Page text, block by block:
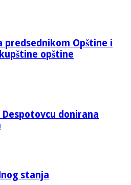
predsednikom Opštine i
opštine
Despotovcu donirana
stanja